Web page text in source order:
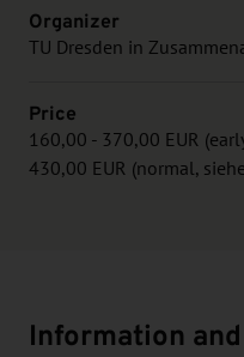
Organizer
TU Dresden in
Price
160,00 - 370,00 EUR
430,00 EUR (normal,
Information